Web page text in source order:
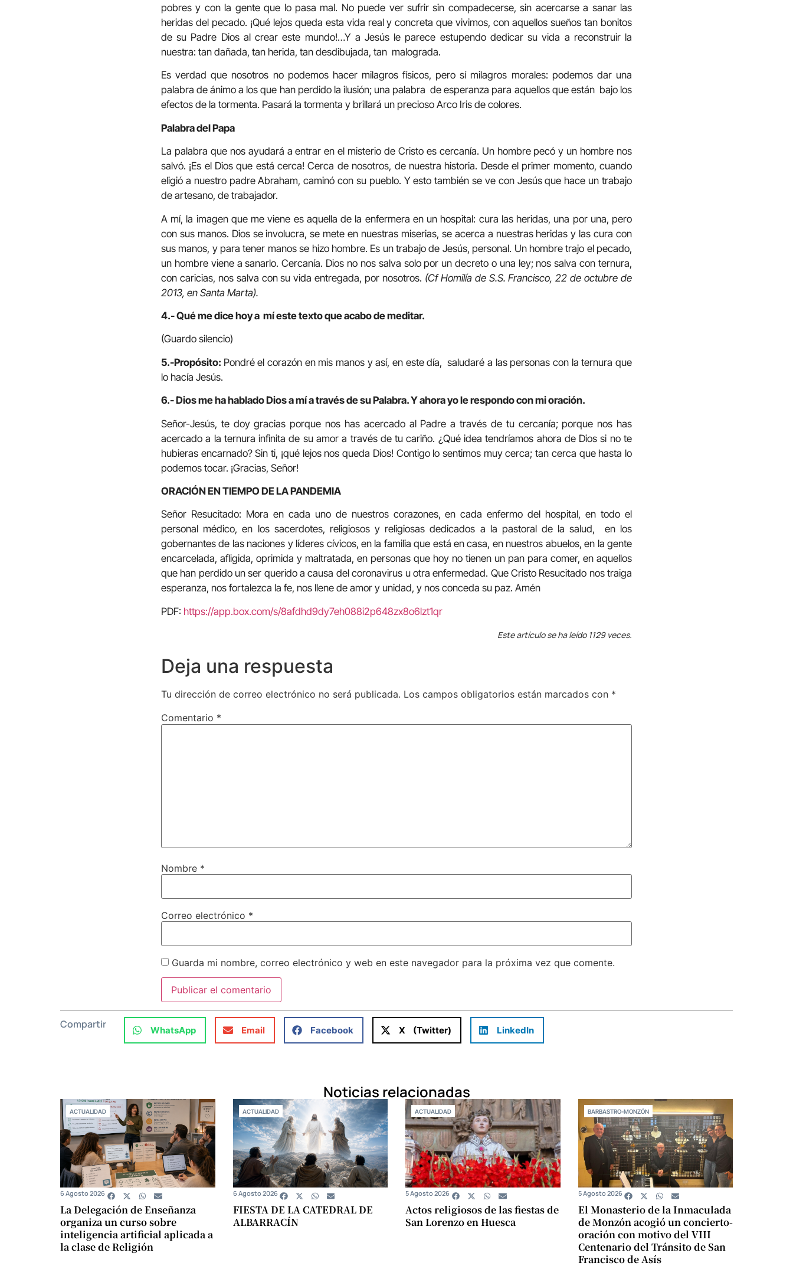
pobres y con la gente que lo pasa mal. No puede ver sufrir sin compadecerse, sin acercarse a sanar las
heridas del pecado. ¡Qué lejos queda esta vida real y concreta que vivimos, con aquellos sueños tan bonitos
de su Padre Dios al crear este mundo!…Y a Jesús le parece estupendo dedicar su vida a reconstruir la
nuestra: tan dañada, tan herida, tan desdibujada, tan malograda.
Es verdad que nosotros no podemos hacer milagros físicos, pero sí milagros morales: podemos dar una
palabra de ánimo a los que han perdido la ilusión; una palabra de esperanza para aquellos que están bajo los
efectos de la tormenta. Pasará la tormenta y brillará un precioso Arco Iris de colores.
Palabra del Papa
La palabra que nos ayudará a entrar en el misterio de Cristo es cercanía. Un hombre pecó y un hombre nos
salvó. ¡Es el Dios que está cerca! Cerca de nosotros, de nuestra historia. Desde el primer momento, cuando
eligió a nuestro padre Abraham, caminó con su pueblo. Y esto también se ve con Jesús que hace un trabajo
de artesano, de trabajador.
A mí, la imagen que me viene es aquella de la enfermera en un hospital: cura las heridas, una por una, pero
con sus manos. Dios se involucra, se mete en nuestras miserias, se acerca a nuestras heridas y las cura con
sus manos, y para tener manos se hizo hombre. Es un trabajo de Jesús, personal. Un hombre trajo el pecado,
un hombre viene a sanarlo. Cercanía. Dios no nos salva solo por un decreto o una ley; nos salva con ternura,
con caricias, nos salva con su vida entregada, por nosotros. (Cf Homilía de S.S. Francisco, 22 de octubre de
2013, en Santa Marta).
4.- Qué me dice hoy a mí este texto que acabo de meditar.
(Guardo silencio)
5.-Propósito: Pondré el corazón en mis manos y así, en este día, saludaré a las personas con la ternura que
lo hacía Jesús.
6.- Dios me ha hablado Dios a mí a través de su Palabra. Y ahora yo le respondo con mi oración.
Señor-Jesús, te doy gracias porque nos has acercado al Padre a través de tu cercanía; porque nos has
acercado a la ternura infinita de su amor a través de tu cariño. ¿Qué idea tendríamos ahora de Dios si no te
hubieras encarnado? Sin ti, ¡qué lejos nos queda Dios! Contigo lo sentimos muy cerca; tan cerca que hasta lo
podemos tocar. ¡Gracias, Señor!
ORACIÓN EN TIEMPO DE LA PANDEMIA
Señor Resucitado: Mora en cada uno de nuestros corazones, en cada enfermo del hospital, en todo el
personal médico, en los sacerdotes, religiosos y religiosas dedicados a la pastoral de la salud, en los
gobernantes de las naciones y líderes cívicos, en la familia que está en casa, en nuestros abuelos, en la gente
encarcelada, afligida, oprimida y maltratada, en personas que hoy no tienen un pan para comer, en aquellos
que han perdido un ser querido a causa del coronavirus u otra enfermedad. Que Cristo Resucitado nos traiga
esperanza, nos fortalezca la fe, nos llene de amor y unidad, y nos conceda su paz. Amén
PDF: https://app.box.com/s/8afdhd9dy7eh088i2p648zx8o6lzt1qr
Este artículo se ha leído 1129 veces.
Deja una respuesta
Tu dirección de correo electrónico no será publicada. Los campos obligatorios están marcados con *
Comentario *
Nombre *
Correo electrónico *
Guarda mi nombre, correo electrónico y web en este navegador para la próxima vez que comente.
Compartir WhatsApp Email Facebook X (Twitter) LinkedIn
Noticias relacionadas
ACTUALIDAD
La Delegación de Enseñanza
organiza un curso sobre
inteligencia artificial aplicada a
la clase de Religión
6 Agosto 2026
ACTUALIDAD
FIESTA DE LA CATEDRAL DE
ALBARRACÍN
6 Agosto 2026
ACTUALIDAD
Actos religiosos de las fiestas de
San Lorenzo en Huesca
5 Agosto 2026
BARBASTRO-MONZÓN
El Monasterio de la Inmaculada
de Monzón acogió un concierto-
oración con motivo del VIII
Centenario del Tránsito de San
Francisco de Asís
5 Agosto 2026